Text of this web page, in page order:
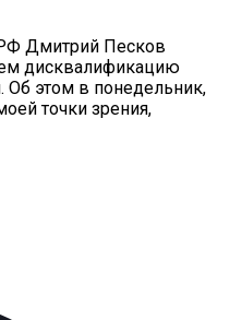
Дмитрий Песков
дисквалификацию
этом в понедельник,
точки зрения,